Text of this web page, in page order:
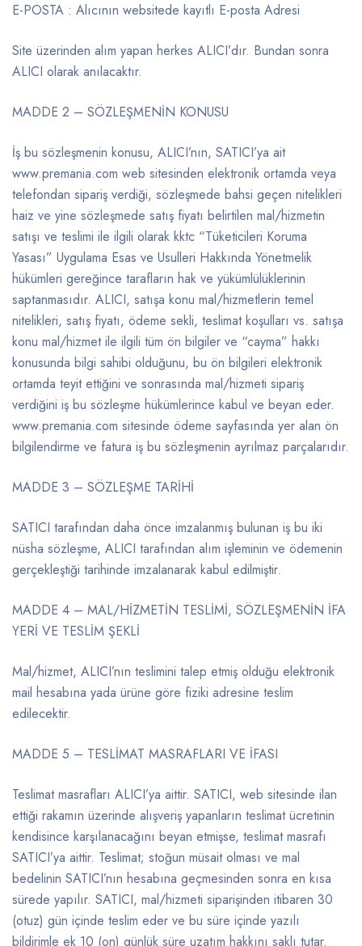
E-POSTA : Alıcının websitede kayıtlı E-posta Adresi
Site üzerinden alım yapan herkes ALICI’dır. Bundan sonra
ALICI olarak anılacaktır.
MADDE 2 – SÖZLEŞMENİN KONUSU
İş bu sözleşmenin konusu, ALICI’nın, SATICI’ya ait
www.premania.com web sitesinden elektronik ortamda veya
telefondan sipariş verdiği, sözleşmede bahsi geçen nitelikleri
haiz ve yine sözleşmede satış fiyatı belirtilen mal/hizmetin
satışı ve teslimi ile ilgili olarak kktc “Tüketicileri Koruma
Yasası” Uygulama Esas ve Usulleri Hakkında Yönetmelik
hükümleri gereğince tarafların hak ve yükümlülüklerinin
saptanmasıdır. ALICI, satışa konu mal/hizmetlerin temel
nitelikleri, satış fiyatı, ödeme sekli, teslimat koşulları vs. satışa
konu mal/hizmet ile ilgili tüm ön bilgiler ve “cayma” hakkı
konusunda bilgi sahibi olduğunu, bu ön bilgileri elektronik
ortamda teyit ettiğini ve sonrasında mal/hizmeti sipariş
verdiğini iş bu sözleşme hükümlerince kabul ve beyan eder.
www.premania.com sitesinde ödeme sayfasında yer alan ön
bilgilendirme ve fatura iş bu sözleşmenin ayrılmaz parçalarıdır.
MADDE 3 – SÖZLEŞME TARİHİ
SATICI tarafından daha önce imzalanmış bulunan iş bu iki
nüsha sözleşme, ALICI tarafından alım işleminin ve ödemenin
gerçekleştiği tarihinde imzalanarak kabul edilmiştir.
MADDE 4 – MAL/HİZMETİN TESLİMİ, SÖZLEŞMENİN İFA
YERİ VE TESLİM ŞEKLİ
Mal/hizmet, ALICI’nın teslimini talep etmiş olduğu elektronik
mail hesabına yada ürüne göre fiziki adresine teslim
edilecektir.
MADDE 5 – TESLİMAT MASRAFLARI VE İFASI
Teslimat masrafları ALICI’ya aittir. SATICI, web sitesinde ilan
ettiği rakamın üzerinde alışveriş yapanların teslimat ücretinin
kendisince karşılanacağını beyan etmişse, teslimat masrafı
SATICI’ya aittir. Teslimat; stoğun müsait olması ve mal
bedelinin SATICI’nın hesabına geçmesinden sonra en kısa
sürede yapılır. SATICI, mal/hizmeti siparişinden itibaren 30
(otuz) gün içinde teslim eder ve bu süre içinde yazılı
bildirimle ek 10 (on) günlük süre uzatım hakkını saklı tutar.